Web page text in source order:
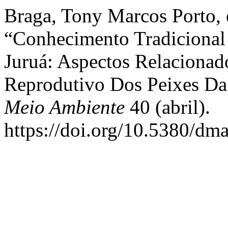
Braga, Tony Marcos
“Conhecimento
Juruá: Aspectos
Reprodutivo Dos Peixes
Meio Ambiente 40 (abril).
https://doi.org/10.5380/